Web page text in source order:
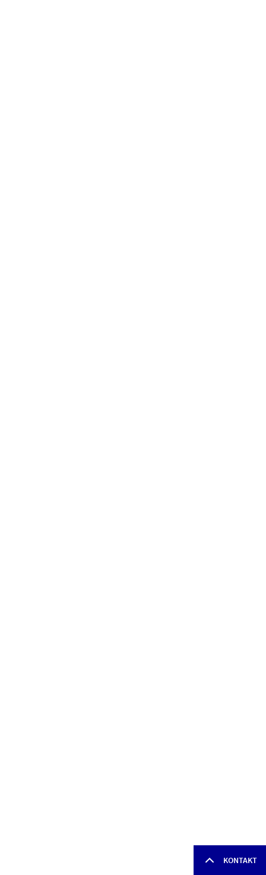
KONTAKT